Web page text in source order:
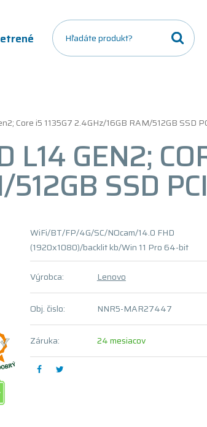
Core i5 1135G7 2.4GHz/16GB RAM/512GB SSD
L14 GEN2;
SSD
WiFi/BT/FP/4G/SC/NOcam/14.0 FHD
(1920x1080)/backlit kb/Win 11 Pro 64-bit
Výrobca: Lenovo
Obj. čislo: NNR5-MAR27447
Záruka: 24 mesiacov